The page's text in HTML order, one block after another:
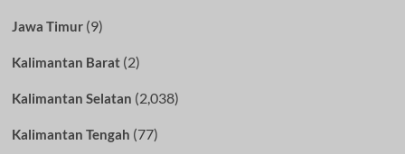
Jawa Timur(9)
Kalimantan Barat(2)
Kalimantan Selatan (2,038)
Kalimantan Tengah (77)